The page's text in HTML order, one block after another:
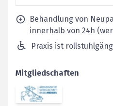
Behandlung von
innerhalb von 24h
Praxis ist
Mitgliedschaften